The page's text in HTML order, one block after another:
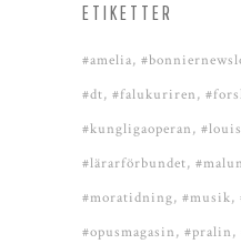
ETIKETTER
#amelia
#dt #falukuriren
#kungligaoperan
#lärarförbundet
#moratidning #musik
#opusmagasin #pralin